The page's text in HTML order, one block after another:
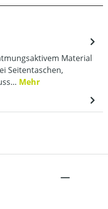
Material
Seitentaschen,
Mehr